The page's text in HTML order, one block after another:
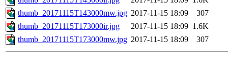
thumb_20171115T143000mw.jpg 2017-11-15 18:09
307
thumb_20171115T173000ir.jpg
2017-11-15 18:09 1.6K
thumb_20171115T173000mw.jpg 2017-11-15 18:09 307